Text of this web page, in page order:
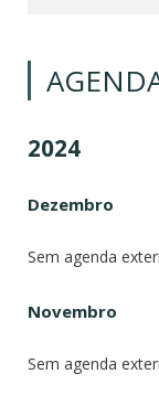
2024
Dezembro
Sem agenda
Novembro
Sem agenda